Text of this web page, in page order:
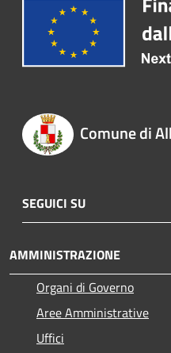
Comune di
SEGUICI SU
AMMINISTRAZIONE
Organi di Governo
Aree Amministrative
Uffici